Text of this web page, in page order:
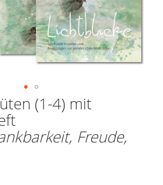
(1-4) mit
Freude,